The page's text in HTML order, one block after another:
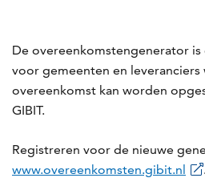
De overeenkomstengenerator
voor gemeenten en leveranciers
overeenkomst kan worden
GIBIT.
Registreren voor de nieuwe
www.overeenkomsten.gibit.nl